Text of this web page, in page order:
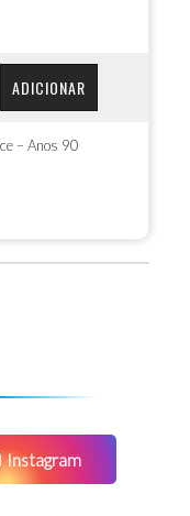
ADICIONAR
– Anos 90
Instagram